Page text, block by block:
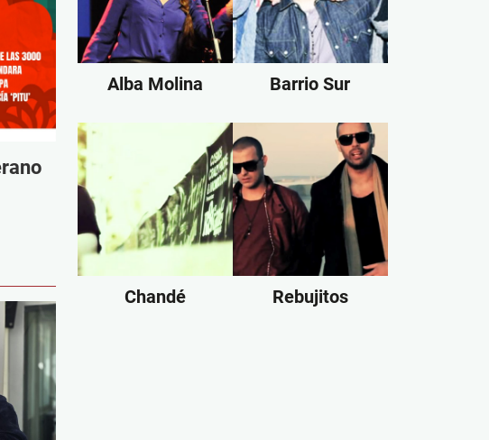
Alba Molina Barrio Sur
Chandé Rebujitos